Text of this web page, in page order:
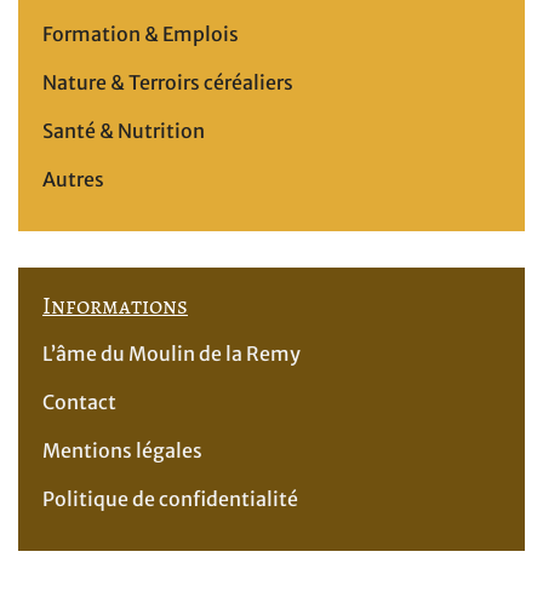
Formation & Emplois
Nature & Terroirs céréaliers
Santé & Nutrition
Autres
Informations
L’âme du Moulin de la Remy
Contact
Mentions légales
Politique de confidentialité